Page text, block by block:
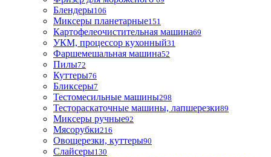
Блендеры106
Миксеры планетарные151
Картофелеочистительная машина69
УКМ, процессор кухонный31
Фаршемешальная машина52
Пилы72
Куттеры76
Бликсеры7
Тестомесильные машины298
Тестораскаточные машины, лапшерезки89
Миксеры ручные92
Мясорубки216
Овощерезки, куттеры90
Слайсеры130